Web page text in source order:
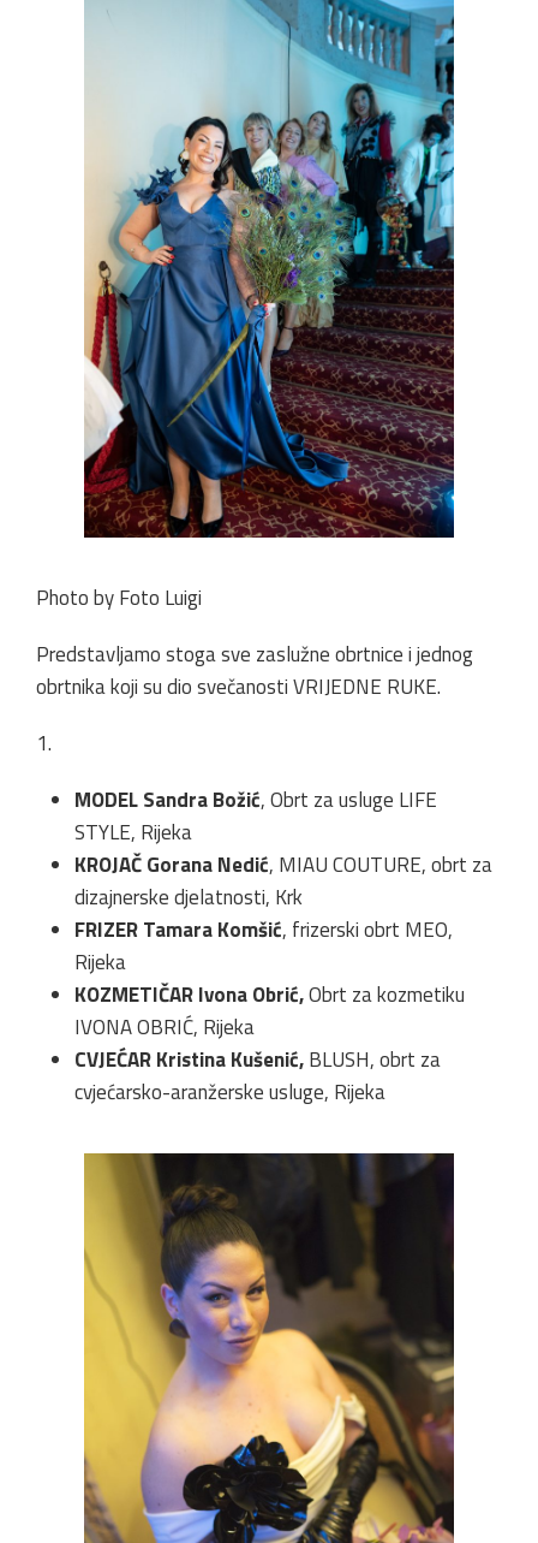
Photo by Foto Luigi
Predstavljamo stoga sve zaslužne obrtnice i jednog
obrtnika koji su dio svečanosti VRIJEDNE RUKE.
1.
MODEL Sandra Božić, Obrt za usluge LIFE
STYLE, Rijeka
KROJAČ Gorana Nedić, MIAU COUTURE, obrt za
dizajnerske djelatnosti, Krk
FRIZER Tamara Komšić, frizerski obrt MEO,
Rijeka
KOZMETIČAR Ivona Obrić,Obrt za kozmetiku
IVONA OBRIĆ, Rijeka
CVJEĆAR Kristina Kušenić,BLUSH, obrt za
cvjećarsko-aranžerske usluge, Rijeka